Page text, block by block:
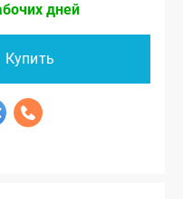
дней
Купить